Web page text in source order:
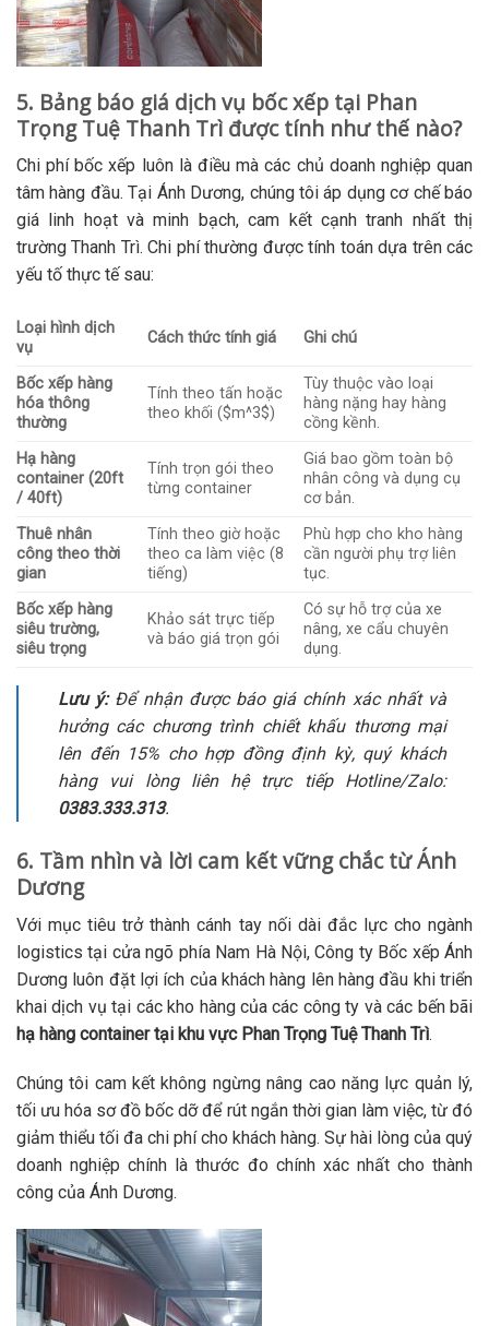
5. Bảng báo giá dịch vụ bốc xếp tại Phan
Trọng Tuệ Thanh Trì được tính như thế nào?
Chi phí bốc xếp luôn là điều mà các chủ doanh nghiệp quan
tâm hàng đầu. Tại Ánh Dương, chúng tôi áp dụng cơ chế báo
giá linh hoạt và minh bạch, cam kết cạnh tranh nhất thị
trường Thanh Trì. Chi phí thường được tính toán dựa trên các
yếu tố thực tế sau:
Loại hình dịch
vụ
Cách thức tính giá Ghi chú
Bốc xếp hàng
hóa thông
thường
Tính theo tấn hoặc
theo khối ($m^3$)
Tùy thuộc vào loại
hàng nặng hay hàng
cồng kềnh.
Hạ hàng
container (20ft
/ 40ft)
Tính trọn gói theo
từng container
Giá bao gồm toàn bộ
nhân công và dụng cụ
cơ bản.
Thuê nhân
công theo thời
gian
Tính theo giờ hoặc
theo ca làm việc (8
tiếng)
Phù hợp cho kho hàng
cần người phụ trợ liên
tục.
Bốc xếp hàng
siêu trường,
siêu trọng
Khảo sát trực tiếp
và báo giá trọn gói
Có sự hỗ trợ của xe
nâng, xe cẩu chuyên
dụng.
Lưu ý:Để nhận được báo giá chính xác nhất và
hưởng các chương trình chiết khấu thương mại
lên đến 15% cho hợp đồng định kỳ, quý khách
hàng vui lòng liên hệ trực tiếp Hotline/Zalo:
0383.333.313.
6. Tầm nhìn và lời cam kết vững chắc từ Ánh
Dương
Với mục tiêu trở thành cánh tay nối dài đắc lực cho ngành
logistics tại cửa ngõ phía Nam Hà Nội, Công ty Bốc xếp Ánh
Dương luôn đặt lợi ích của khách hàng lên hàng đầu khi triển
khai dịch vụ tại các kho hàng của các công ty và các bến bãi
hạ hàng container tại khu vực Phan Trọng Tuệ Thanh Trì.
Chúng tôi cam kết không ngừng nâng cao năng lực quản lý,
tối ưu hóa sơ đồ bốc dỡ để rút ngắn thời gian làm việc, từ đó
giảm thiểu tối đa chi phí cho khách hàng. Sự hài lòng của quý
doanh nghiệp chính là thước đo chính xác nhất cho thành
công của Ánh Dương.